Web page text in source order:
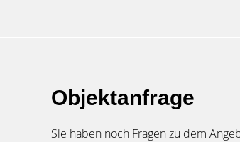
Objektanfrage
Sie haben noch Fragen zu dem